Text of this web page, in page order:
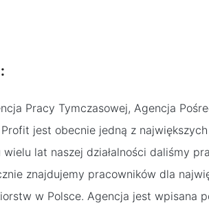
Pracy Tymczasowej, Agencja
Profit jest obecnie jedną z
lat naszej działalności daliśmy
znajdujemy pracowników dla
w Polsce. Agencja jest wpisana